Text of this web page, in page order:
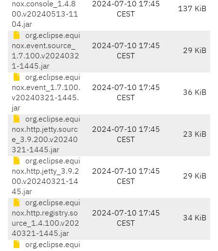
nox.console_1.4.8
00.v20240513-11
04.jar
2024-07-10 17:45
CEST
137 KiB
org.eclipse.equi
nox.event.source_
1.7.100.v2024032
1-1445.jar
2024-07-10 17:45
CEST
29 KiB
org.eclipse.equi
nox.event_1.7.100.
v20240321-1445.
jar
2024-07-10 17:45
CEST
36 KiB
org.eclipse.equi
nox.http.jetty.sourc
e_3.9.200.v20240
321-1445.jar
2024-07-10 17:45
CEST
23 KiB
org.eclipse.equi
nox.http.jetty_3.9.2
00.v20240321-14
45.jar
2024-07-10 17:45
CEST
29 KiB
org.eclipse.equi
nox.http.registry.so
urce_1.4.100.v202
40321-1445.jar
2024-07-10 17:45
CEST
34 KiB
org.eclipse.equi